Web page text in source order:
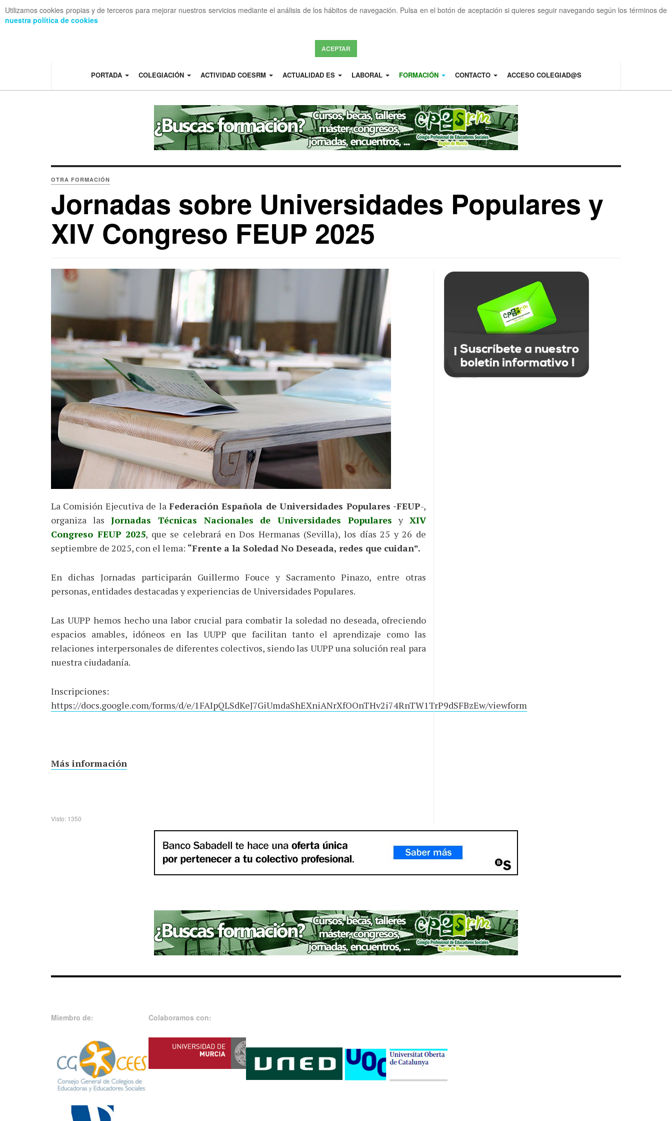
Utilizamos cookies propias y de terceros para mejorar nuestros servicios mediante el análisis de los hábitos de navegación. Pulsa en el botón de aceptación si quieres seguir navegando según los términos de
nuestra política de cookies
ACEPTAR
PORTADA COLEGIACIÓN ACTIVIDAD COESRM ACTUALIDAD ES LABORAL FORMACIÓN CONTACTO ACCESO COLEGIAD@S
OTRA FORMACIÓN
Jornadas sobre Universidades Populares y
XIV Congreso FEUP 2025
La Comisión Ejecutiva de la Federación Española de Universidades Populares -FEUP-,
organiza las Jornadas Técnicas Nacionales de Universidades Populares yXIV
Congreso FEUP 2025, que se celebrará en Dos Hermanas (Sevilla), los días 25 y 26 de
septiembre de 2025, con el lema: “Frente a la Soledad No Deseada, redes que cuidan”.
En dichas Jornadas participarán Guillermo Fouce y Sacramento Pinazo, entre otras
personas, entidades destacadas y experiencias de Universidades Populares.
Las UUPP hemos hecho una labor crucial para combatir la soledad no deseada, ofreciendo
espacios amables, idóneos en las UUPP que facilitan tanto el aprendizaje como las
relaciones interpersonales de diferentes colectivos, siendo las UUPP una solución real para
nuestra ciudadanía.
Inscripciones:
https://docs.google.com/forms/d/e/1FAIpQLSdKeJ7GiUmdaShEXniANrXfOOnTHv2i74RnTW1TrP9dSFBzEw/viewform
Más información
Visto: 1350
Miembro de: Colaboramos con: